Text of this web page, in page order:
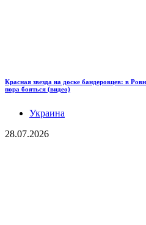
Красная звезда на доске бандеровцев: в
пора бояться (видео)
Украина
28.07.2026